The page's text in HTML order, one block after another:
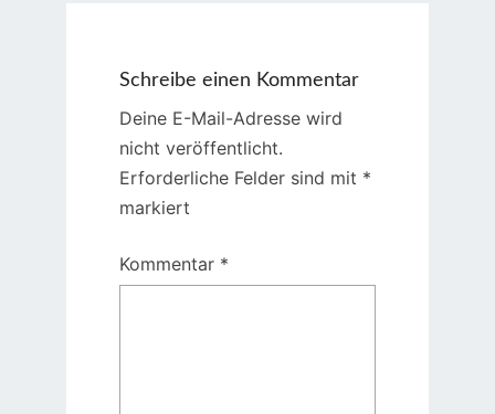
Schreibe einen Kommentar
Deine E-Mail-Adresse wird
nicht veröffentlicht.
Erforderliche Felder sind mit *
markiert
Kommentar *